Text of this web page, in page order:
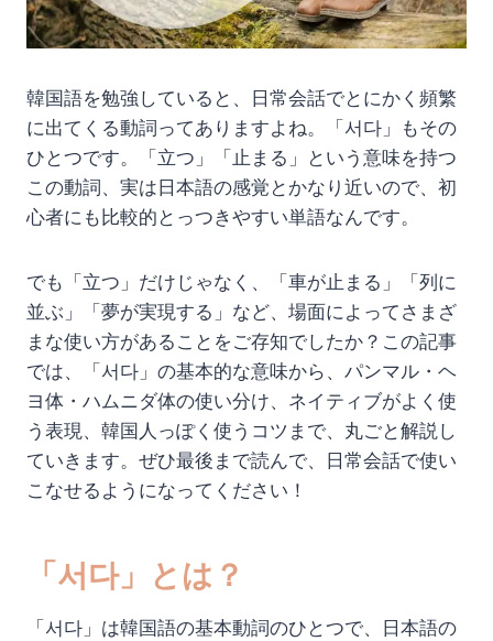
韓国語を勉強していると、日常会話でとにかく頻繁
に出てくる動詞ってありますよね。「서다」もその
ひとつです。「立つ」「止まる」という意味を持つ
この動詞、実は日本語の感覚とかなり近いので、初
心者にも比較的とっつきやすい単語なんです。
でも「立つ」だけじゃなく、「車が止まる」「列に
並ぶ」「夢が実現する」など、場面によってさまざ
まな使い方があることをご存知でしたか？この記事
では、「서다」の基本的な意味から、パンマル・ヘ
ヨ体・ハムニダ体の使い分け、ネイティブがよく使
う表現、韓国人っぽく使うコツまで、丸ごと解説し
ていきます。ぜひ最後まで読んで、日常会話で使い
こなせるようになってください！
「서다」とは？
「서다」は韓国語の基本動詞のひとつで、日本語の